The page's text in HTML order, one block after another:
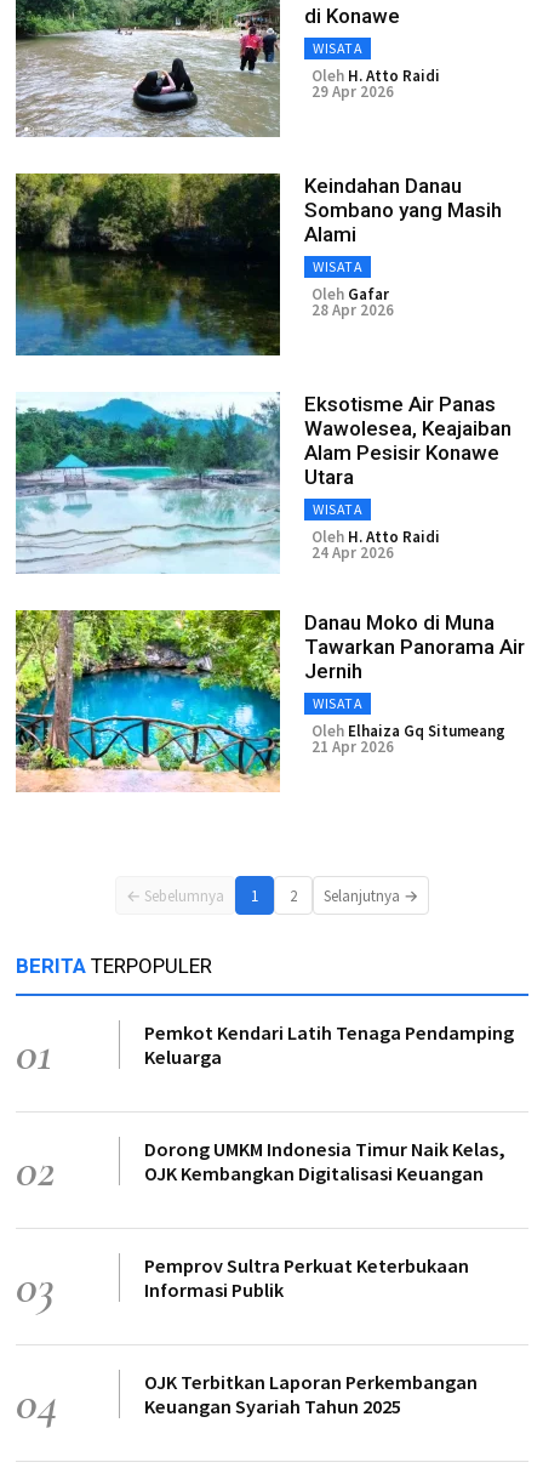
di Konawe
WISATA
Oleh H. Atto Raidi
29 Apr 2026
Keindahan Danau
Sombano yang Masih
Alami
WISATA
Oleh Gafar
28 Apr 2026
Eksotisme Air Panas
Wawolesea, Keajaiban
Alam Pesisir Konawe
Utara
WISATA
Oleh H. Atto Raidi
24 Apr 2026
Danau Moko di Muna
Tawarkan Panorama Air
Jernih
WISATA
Oleh Elhaiza Gq Situmeang
21 Apr 2026
← Sebelumnya 1 2 Selanjutnya →
BERITA TERPOPULER
01
Pemkot Kendari Latih Tenaga Pendamping
Keluarga
02
Dorong UMKM Indonesia Timur Naik Kelas,
OJK Kembangkan Digitalisasi Keuangan
03
Pemprov Sultra Perkuat Keterbukaan
Informasi Publik
04
OJK Terbitkan Laporan Perkembangan
Keuangan Syariah Tahun 2025